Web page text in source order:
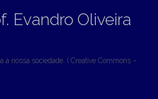
Evandro Oliveira
à nossa sociedade. ( Creative Commons –